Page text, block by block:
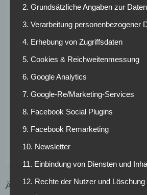
Ablenkung, sondern als Energiequelle.
die besondere Qualität dieses WM-
nicht nur im eigenen Land – es spielt mit
Mexiko-Stadt. Der Gegner wird der
zwischen England und der
Kongo sein. Für Aguirre und seine
wenn Mexiko aktuell auf den Platz
stünden nicht elf Spieler auf dem
ÄHNLICHE ARTIKEL
2. Grundsätzliche Angaben zur
3. Verarbeitung personenbezogener
4. Erhebung von Zugriffsdaten
5. Cookies & Reichweitenmessung
6. Google Analytics
7. Google-Re/Marketing-Services
8. Facebook Social Plugins
9. Facebook Remarketing
10. Newsletter
11. Einbindung von Diensten und
12. Rechte der Nutzer und Löschung